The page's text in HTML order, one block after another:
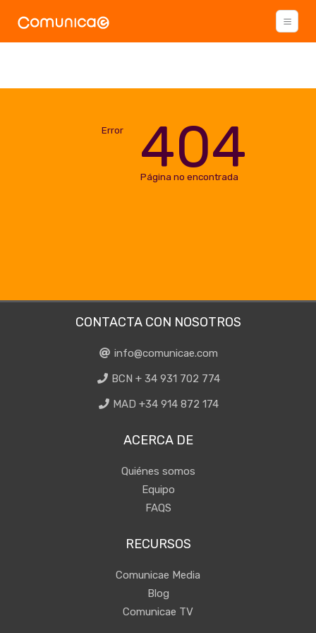
Error 404
Página no encontrada
CONTACTA CON NOSOTROS
info@comunicae.com
BCN + 34 931 702 774
MAD +34 914 872 174
ACERCA DE
Quiénes somos
Equipo
FAQS
RECURSOS
Comunicae Media
Blog
Comunicae TV